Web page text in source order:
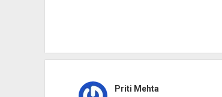
Priti Mehta